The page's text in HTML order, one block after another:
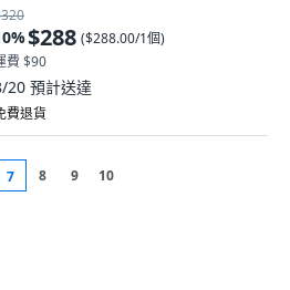
%$288 ($288.00/1個)
費 $90
20 預計送達
費退貨
7 8 9 10